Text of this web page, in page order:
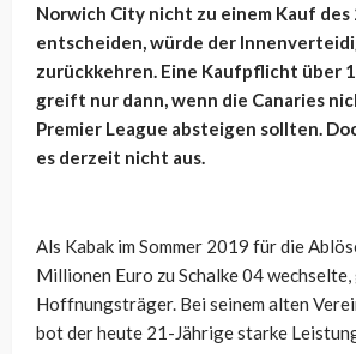
Norwich City nicht zu einem Kauf des
entscheiden, würde der
zurückkehren. Eine Kaufpflicht über
greift nur dann, wenn die Canaries
Premier League absteigen sollten.
es derzeit nicht aus.
Als Kabak im Sommer 2019 für die
Millionen Euro zu Schalke 04
Hoffnungsträger. Bei seinem alten
bot der heute 21-Jährige starke